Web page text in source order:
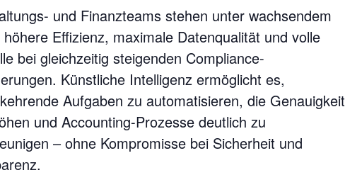
und Finanzteams stehen unter wachsendem
Effizienz, maximale Datenqualität und volle
bei gleichzeitig steigenden Compliance-
Künstliche Intelligenz ermöglicht es,
Aufgaben zu automatisieren, die Genauigkeit
und Accounting-Prozesse deutlich zu
– ohne Kompromisse bei Sicherheit und